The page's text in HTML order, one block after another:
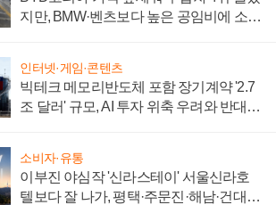
지만, BMW·벤츠보다 높은 공임비에 소비
인터넷·게임·콘텐츠
빅테크 메모리반도체 포함 장기계약 '2.7
조 달러' 규모, AI 투자 위축 우려와 반대
소비자·유통
이부진 야심작 '신라스테이' 서울신라호
텔보다 잘 나가, 평택·주문진·해남·건대로